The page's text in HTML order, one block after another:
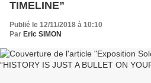
TIMELINE”
Publié le 12/11/2018 à 10:10
Par Eric SIMON